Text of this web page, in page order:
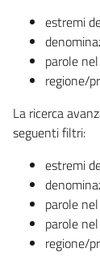
estremi
parole
regione/
La ricerca
seguenti filtri:
estremi
parole
parole
regione/